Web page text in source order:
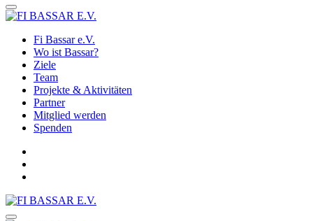
Fi Bassar e.V.
Wo ist Bassar?
Ziele
Team
Projekte & Aktivitäten
Partner
Mitglied werden
Spenden